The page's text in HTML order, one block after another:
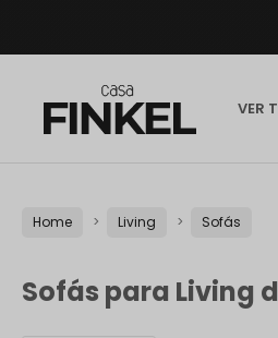
VER
Home Living Sofás
Sofás para Living